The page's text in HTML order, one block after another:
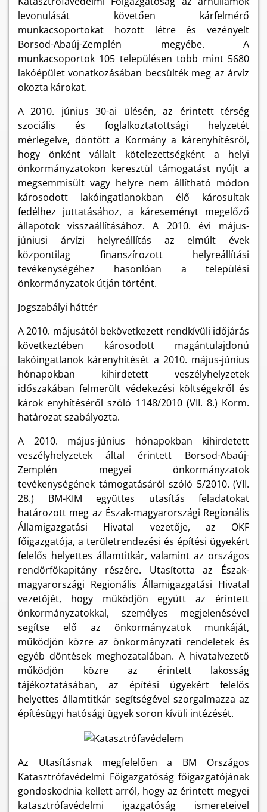
levonulását követően kárfelmérő
munkacsoportokat hozott létre és vezényelt
Borsod-Abaúj-Zemplén megyébe. A
munkacsoportok 105 településen több mint 5680
lakóépület vonatkozásában becsülték meg az árvíz
okozta károkat.
A 2010. június 30-ai ülésén, az érintett térség
szociális és foglalkoztatottsági helyzetét
mérlegelve, döntött a Kormány a kárenyhítésről,
hogy önként vállalt kötelezettségként a helyi
önkormányzatokon keresztül támogatást nyújt a
megsemmisült vagy helyre nem állítható módon
károsodott lakóingatlanokban élő károsultak
fedélhez juttatásához, a káreseményt megelőző
állapotok visszaállításához. A 2010. évi május-
júniusi árvízi helyreállítás az elmúlt évek
központilag finanszírozott helyreállítási
tevékenységéhez hasonlóan a települési
önkormányzatok útján történt.
Jogszabályi háttér
A 2010. májusától bekövetkezett rendkívüli időjárás
következtében károsodott magántulajdonú
lakóingatlanok kárenyhítését a 2010. május-június
hónapokban kihirdetett veszélyhelyzetek
időszakában felmerült védekezési költségekről és
károk enyhítéséről szóló 1148/2010 (VII. 8.) Korm.
határozat szabályozta.
A 2010. május-június hónapokban kihirdetett
veszélyhelyzetek által érintett Borsod-Abaúj-
Zemplén megyei önkormányzatok
tevékenységének támogatásáról szóló 5/2010. (VII.
28.) BM-KIM együttes utasítás feladatokat
határozott meg az Észak-magyarországi Regionális
Államigazgatási Hivatal vezetője, az OKF
főigazgatója, a területrendezési és építési ügyekért
felelős helyettes államtitkár, valamint az országos
rendőrfőkapitány részére. Utasította az Észak-
magyarországi Regionális Államigazgatási Hivatal
vezetőjét, hogy működjön együtt az érintett
önkormányzatokkal, személyes megjelenésével
segítse elő az önkormányzatok munkáját,
működjön közre az önkormányzati rendeletek és
egyéb döntések meghozatalában. A hivatalvezető
működjön közre az érintett lakosság
tájékoztatásában, az építési ügyekért felelős
helyettes államtitkár segítségével szorgalmazza az
építésügyi hatósági ügyek soron kívüli intézését.
Az Utasításnak megfelelően a BM Országos
Katasztrófavédelmi Főigazgatóság főigazgatójának
gondoskodnia kellett arról, hogy az érintett megyei
katasztrófavédelmi igazgatóság ismereteivel